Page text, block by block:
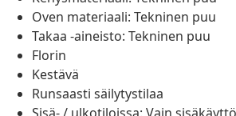
Oven materiaali: Tekninen puu
Takaa -aineisto: Tekninen puu
Florin
Kestävä
Runsaasti säilytystilaa